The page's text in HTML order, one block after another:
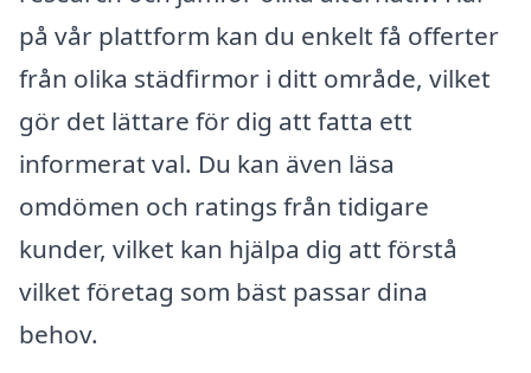
på vår plattform kan du enkelt få offerter
från olika städfirmor i ditt område, vilket
gör det lättare för dig att fatta ett
informerat val. Du kan även läsa
omdömen och ratings från tidigare
kunder, vilket kan hjälpa dig att förstå
vilket företag som bäst passar dina
behov.